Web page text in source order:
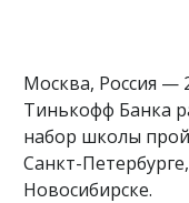
Москва, Россия —
Тинькофф Банка
набор школы
Санкт-
Новосибирске.